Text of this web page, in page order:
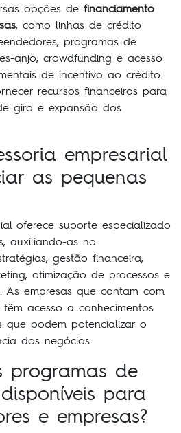
opções de financiamento
, como linhas de crédito
programas de
anjo, crowdfunding e acesso
de incentivo ao crédito.
recursos financeiros para
giro e expansão dos
empresarial
as pequenas
oferece suporte especializado
auxiliando-as no
gestão financeira,
otimização de processos e
As empresas que contam com
acesso a conhecimentos
que podem potencializar o
dos negócios.
programas de
para
e empresas?